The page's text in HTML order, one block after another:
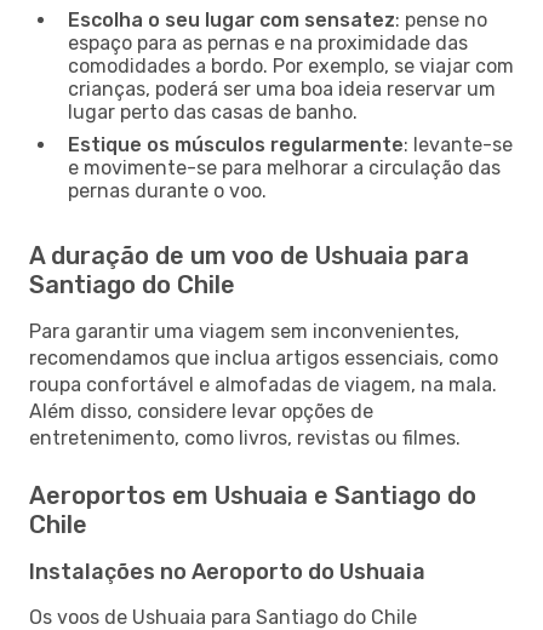
Escolha o seu lugar com sensatez: pense no
espaço para as pernas e na proximidade das
comodidades a bordo. Por exemplo, se viajar com
crianças, poderá ser uma boa ideia reservar um
lugar perto das casas de banho.
Estique os músculos regularmente: levante-se
e movimente-se para melhorar a circulação das
pernas durante o voo.
A duração de um voo de Ushuaia para
Santiago do Chile
Para garantir uma viagem sem inconvenientes,
recomendamos que inclua artigos essenciais, como
roupa confortável e almofadas de viagem, na mala.
Além disso, considere levar opções de
entretenimento, como livros, revistas ou filmes.
Aeroportos em Ushuaia e Santiago do
Chile
Instalações no Aeroporto do Ushuaia
Os voos de Ushuaia para Santiago do Chile